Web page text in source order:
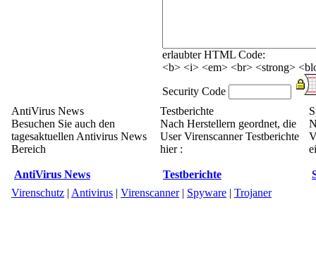
erlaubter HTML Code:
<b> <i> <em> <br> <strong>
Security Code
AntiVirus News
Besuchen Sie auch den
tagesaktuellen Antivirus News
Bereich
AntiVirus News
Testberichte
Nach Herstellern geordnet, die
User Virenscanner Testberichte
hier :
Testberichte
Virenschutz | Antivirus | Virenscanner| Spyware | Trojaner